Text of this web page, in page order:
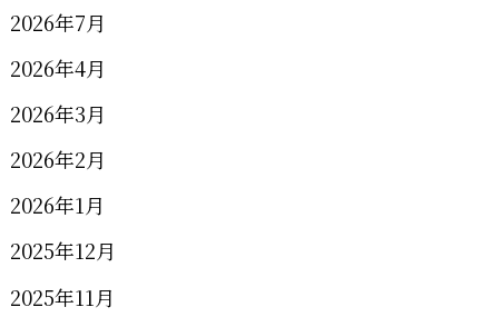
2026年7月
2026年4月
2026年3月
2026年2月
2026年1月
2025年12月
2025年11月